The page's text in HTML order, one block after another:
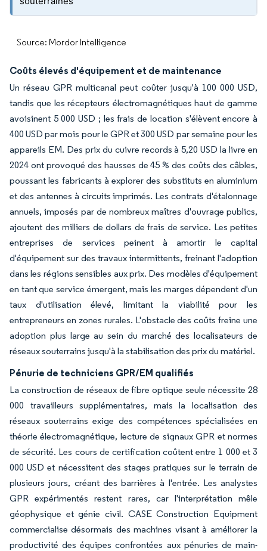
Source: Mordor Intelligence
Coûts élevés d'équipement et de maintenance
Un réseau GPR multicanal peut coûter jusqu'à 100 000 USD,
tandis que les récepteurs électromagnétiques haut de gamme
avoisinent 5 000 USD ; les frais de location s'élèvent encore à
400 USD par mois pour le GPR et 300 USD par semaine pour les
appareils EM. Des prix du cuivre records à 5,20 USD la livre en
2024 ont provoqué des hausses de 45 % des coûts des câbles,
poussant les fabricants à explorer des substituts en aluminium
et des antennes à circuits imprimés. Les contrats d'étalonnage
annuels, imposés par de nombreux maîtres d'ouvrage publics,
ajoutent des milliers de dollars de frais de service. Les petites
entreprises de services peinent à amortir le capital
d'équipement sur des travaux intermittents, freinant l'adoption
dans les régions sensibles aux prix. Des modèles d'équipement
en tant que service émergent, mais les marges dépendent d'un
taux d'utilisation élevé, limitant la viabilité pour les
entrepreneurs en zones rurales. L'obstacle des coûts freine une
adoption plus large au sein du marché des localisateurs de
réseaux souterrains jusqu'à la stabilisation des prix du matériel.
Pénurie de techniciens GPR/EM qualifiés
La construction de réseaux de fibre optique seule nécessite 28
000 travailleurs supplémentaires, mais la localisation des
réseaux souterrains exige des compétences spécialisées en
théorie électromagnétique, lecture de signaux GPR et normes
de sécurité. Les cours de certification coûtent entre 1 000 et 3
000 USD et nécessitent des stages pratiques sur le terrain de
plusieurs jours, créant des barrières à l'entrée. Les analystes
GPR expérimentés restent rares, car l'interprétation mêle
géophysique et génie civil. CASE Construction Equipment
commercialise désormais des machines visant à améliorer la
productivité des équipes confrontées aux pénuries de main-